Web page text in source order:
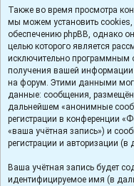
Также во время просмотра
мы можем установить
обеспечению phpBB, однако
целью которого является
исключительно программным
получения вашей
на форум. Этими данными
данные: сообщения,
дальнейшем «анонимные
регистрации в конференции
«ваша учётная запись») и
регистрации и авторизации
Ваша учётная запись будет
идентифицируемое имя (в